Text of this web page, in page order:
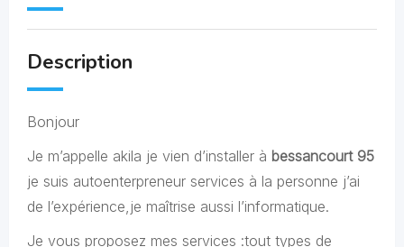
Description
Bonjour
Je m’appelle akila je vien d’installer à bessancourt 95
je suis autoenterpreneur services à la personne j’ai
de l’expérience,je maîtrise aussi l’informatique.
Je vous proposez mes services :tout types de